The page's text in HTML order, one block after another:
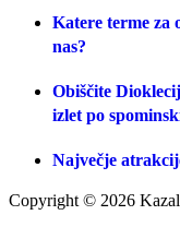
Katere terme
nas?
Obiščite
izlet po
Največje
Copyright © 2026